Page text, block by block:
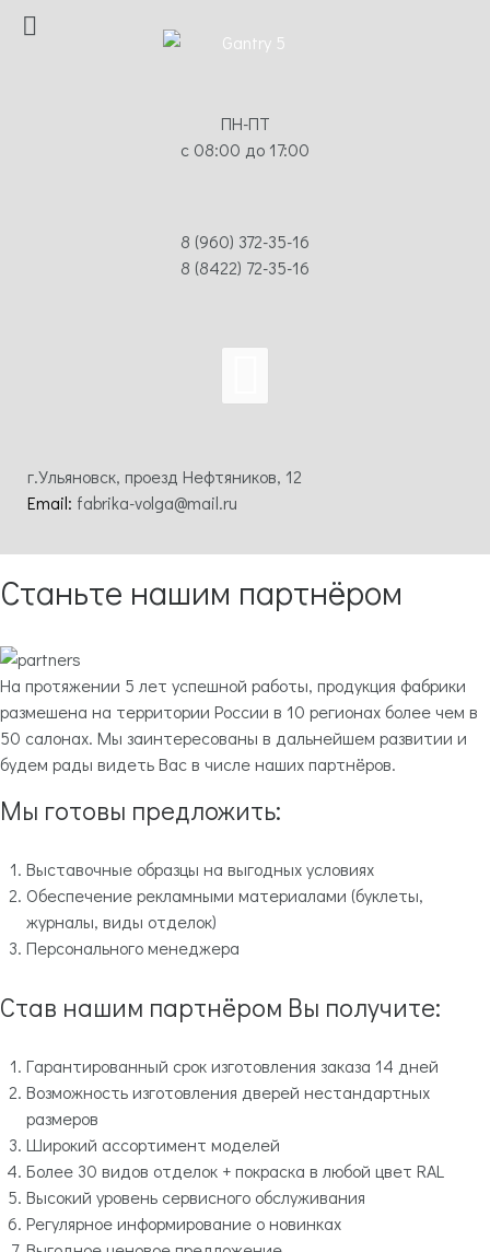
ПН-ПТ
с 08:00 до 17:00
8 (960) 372-35-16
8 (8422) 72-35-16
г.Ульяновск, проезд Нефтяников, 12
Email: fabrika-volga@mail.ru
Станьте нашим партнёром
На протяжении 5 лет успешной работы, продукция фабрики
размешена на территории России в 10 регионах более чем в
50 салонах. Мы заинтересованы в дальнейшем развитии и
будем рады видеть Вас в числе наших партнёров.
Мы готовы предложить:
Выставочные образцы на выгодных условиях
Обеспечение рекламными материалами (буклеты,
журналы, виды отделок)
Персонального менеджера
Став нашим партнёром Вы получите:
Гарантированный срок изготовления заказа 14 дней
Возможность изготовления дверей нестандартных
размеров
Широкий ассортимент моделей
Более 30 видов отделок + покраска в любой цвет RAL
Высокий уровень сервисного обслуживания
Регулярное информирование о новинках